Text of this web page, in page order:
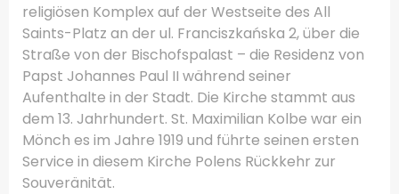
religiösen Komplex auf der Westseite des All
Saints-Platz an der ul. Franciszkańska 2, über die
Straße von der Bischofspalast – die Residenz von
Papst Johannes Paul II während seiner
Aufenthalte in der Stadt. Die Kirche stammt aus
dem 13. Jahrhundert. St. Maximilian Kolbe war ein
Mönch es im Jahre 1919 und führte seinen ersten
Service in diesem Kirche Polens Rückkehr zur
Souveränität.